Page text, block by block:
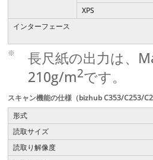
XPS
インターフェース
※
長尺紙の出力は、
210g/m2です。
スキャン機能の仕様（bizhub C353/C253/
形式
読取サイズ
読取り解像度